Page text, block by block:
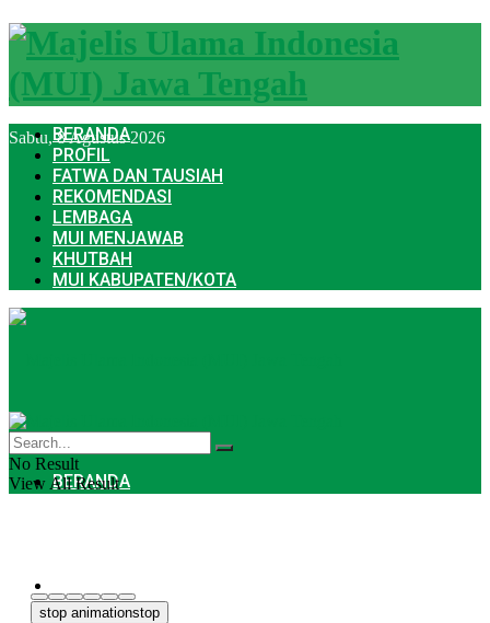
Sabtu, 8 Agustus 2026
BERANDA
PROFIL
FATWA DAN TAUSIAH
REKOMENDASI
LEMBAGA
MUI MENJAWAB
KHUTBAH
MUI KABUPATEN/KOTA
BERANDA
No Result
View All Result
stop animationstop